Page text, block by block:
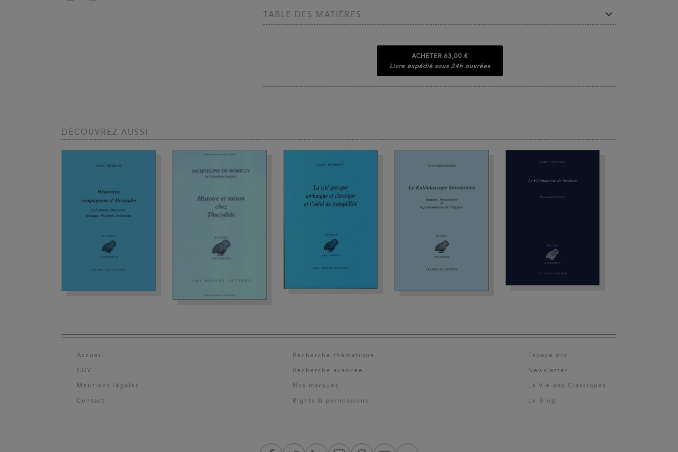
TABLE DES MATIÈRES
ACHETER 63,00 €
Livre expédié sous 24h ouvrées
DÉCOUVREZ AUSSI
Accueil
CGV
Mentions légales
Contact
Recherche thématique
Recherche avancée
Nos marques
Rights & permissions
Espace pro
Newsletter
La Vie des Classiques
Le Blog